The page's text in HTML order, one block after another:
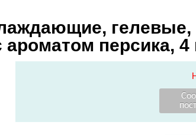
гелевые,
персика, 4